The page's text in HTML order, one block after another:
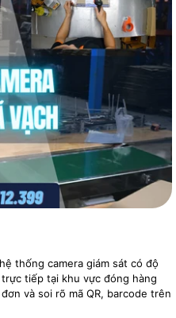
thống camera giám sát có độ
tiếp tại khu vực đóng hàng
và soi rõ mã QR, barcode trên